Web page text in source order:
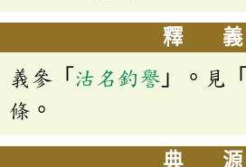
釋 義
義參「 沽名釣譽 」。見「
條。
典 源